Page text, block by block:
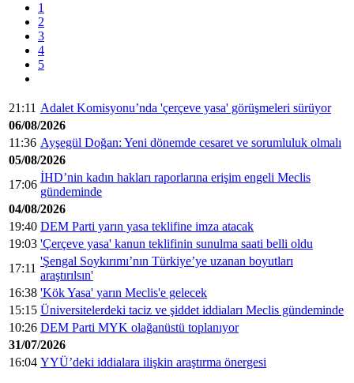
1
2
3
4
5
21:11 Adalet Komisyonu’nda 'çerçeve yasa' görüşmeleri sürüyor
06/08/2026
11:36 Ayşegül Doğan: Yeni dönemde cesaret ve sorumluluk olmalı
05/08/2026
17:06
İHD’nin kadın hakları raporlarına erişim engeli Meclis
gündeminde
04/08/2026
19:40 DEM Parti yarın yasa teklifine imza atacak
19:03 'Çerçeve yasa' kanun teklifinin sunulma saati belli oldu
17:11
'Şengal Soykırımı’nın Türkiye’ye uzanan boyutları
araştırılsın'
16:38 'Kök Yasa' yarın Meclis'e gelecek
15:15 Üniversitelerdeki taciz ve şiddet iddiaları Meclis gündeminde
10:26 DEM Parti MYK olağanüstü toplanıyor
31/07/2026
16:04 YYÜ’deki iddialara ilişkin araştırma önergesi